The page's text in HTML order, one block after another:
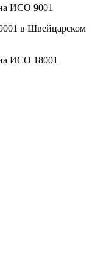
ИСО 9001
в Швейцарском
ИСО 18001